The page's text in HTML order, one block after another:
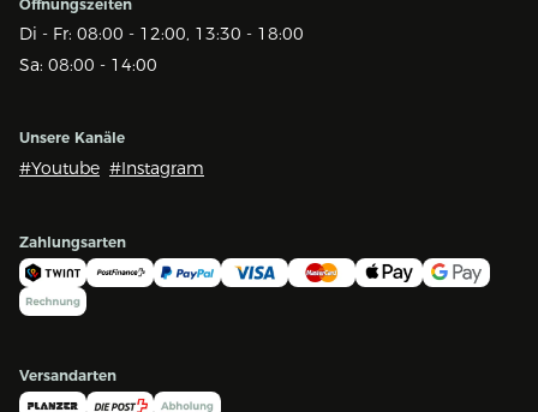
Öffnungszeiten
Di - Fr: 08:00 - 12:00, 13:30 - 18:00
Sa: 08:00 - 14:00
Unsere Kanäle
#Youtube #Instagram
Zahlungsarten
Versandarten